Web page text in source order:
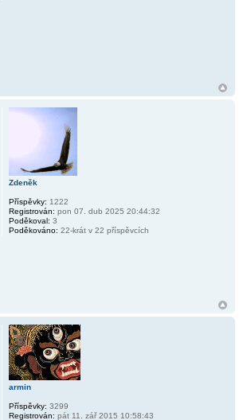
Zdeněk
Příspěvky: 1222
Registrován: pon 07. dub 2025 20:44:32
Poděkoval: 3
Poděkováno: 22-krát v 22 příspěvcích
armin
Příspěvky: 3299
Registrován: pát 11. zář 2015 10:58:43